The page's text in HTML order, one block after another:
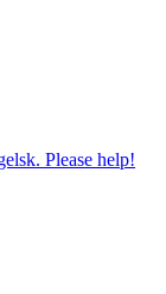
Please help!